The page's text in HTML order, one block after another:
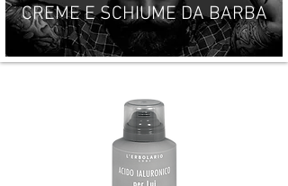
CREME E SCHIUME DA BARBA